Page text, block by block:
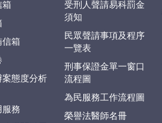
箱
信箱
案態度分析
服務
受刑人聲請易科罰金
須知
民眾聲請事項及程序
一覽表
刑事保證金單一窗口
流程圖
為民服務工作流程圖
榮譽法醫師名冊